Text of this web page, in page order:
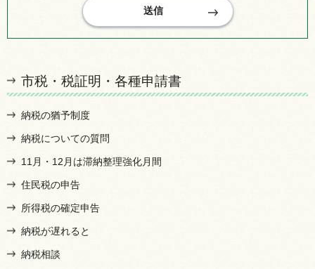
市税・税証明・各種申請書
納税の猶予制度
納税についての質問
11月・12月は滞納整理強化月間
住民税の申告
所得税の確定申告
納税が遅れると
納税相談